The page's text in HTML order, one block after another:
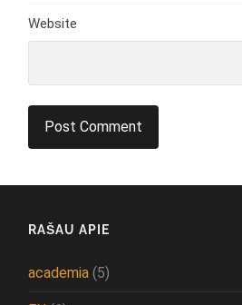
Website
RAŠAU APIE
academia (5)